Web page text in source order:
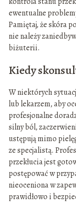
ewentualne
Pamiętaj, że skóra
nie należy
biżuterii.
Kiedy
W niektórych
lub lekarzem, aby
profesjonalne
silny ból,
ustępują mimo
ze specjalistą.
przekłucia jest
postępować w
nieoceniona w
prawidłowo i